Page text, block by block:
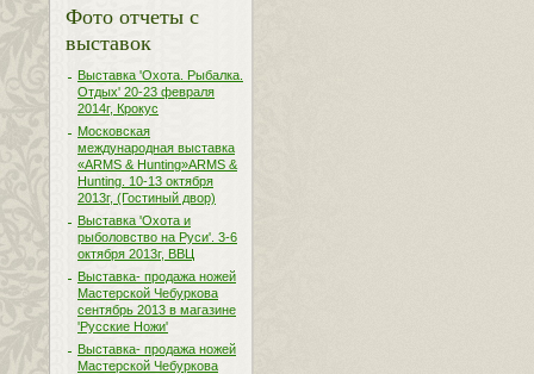
Фото отчеты с
выставок
Выставка 'Охота. Рыбалка.
Отдых' 20-23 февраля
2014г, Крокус
Московская
международная выставка
«ARMS & Hunting»ARMS &
Hunting. 10-13 октября
2013г, (Гостиный двор)
Выставка 'Охота и
рыболовство на Руси'. 3-6
октября 2013г, ВВЦ
Выставка- продажа ножей
Мастерской Чебуркова
сентябрь 2013 в магазине
'Русские Ножи'
Выставка- продажа ножей
Мастерской Чебуркова